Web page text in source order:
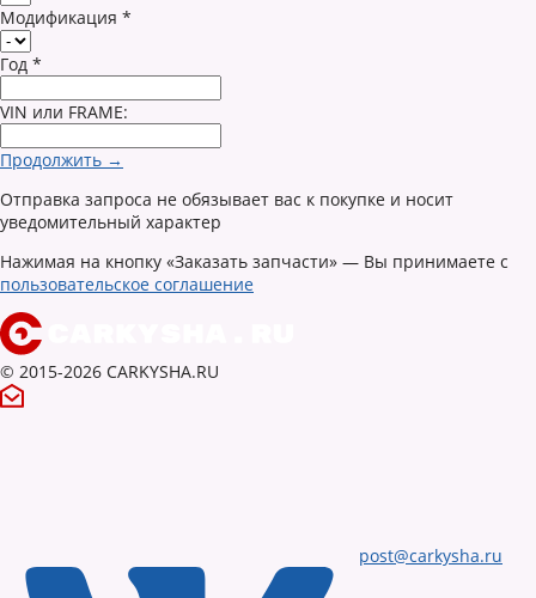
Модификация *
Год *
VIN или FRAME:
Продолжить →
Отправка запроса не обязывает вас к покупке и носит
уведомительный характер
Нажимая на кнопку «Заказать запчасти» — Вы принимаете с
пользовательское соглашение
© 2015-2026 CARKYSHA.RU
post@carkysha.ru